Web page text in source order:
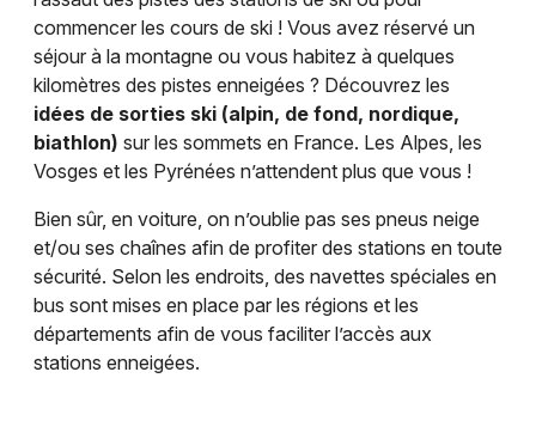
commencer les cours de ski ! Vous avez réservé un
séjour à la montagne ou vous habitez à quelques
kilomètres des pistes enneigées ? Découvrez les
idées de sorties ski (alpin, de fond, nordique,
biathlon) sur les sommets en France. Les Alpes, les
Vosges et les Pyrénées n’attendent plus que vous !
Bien sûr, en voiture, on n’oublie pas ses pneus neige
et/ou ses chaînes afin de profiter des stations en toute
sécurité. Selon les endroits, des navettes spéciales en
bus sont mises en place par les régions et les
départements afin de vous faciliter l’accès aux
stations enneigées.